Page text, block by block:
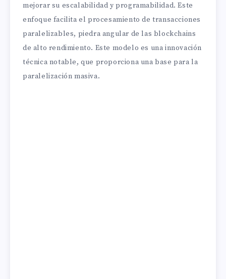
mejorar su escalabilidad y programabilidad. Este
enfoque facilita el procesamiento de transacciones
paralelizables, piedra angular de las blockchains
de alto rendimiento. Este modelo es una innovación
técnica notable, que proporciona una base para la
paralelización masiva.